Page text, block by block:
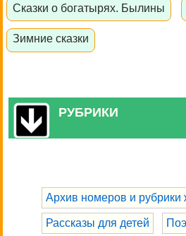
Сказки о богатырях. Былины
Зимние сказки
РУБРИКИ
Архив номеров и рубрики
Рассказы для детей